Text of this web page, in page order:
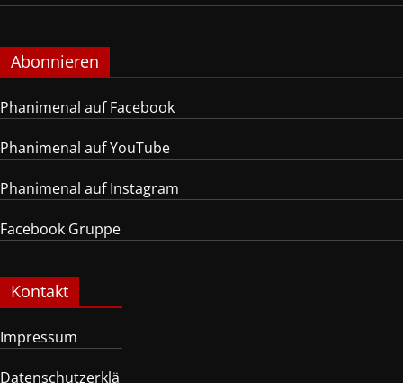
Abonnieren
Phanimenal auf Facebook
Phanimenal auf YouTube
Phanimenal auf Instagram
Facebook Gruppe
Kontakt
Impressum
Datenschutzerklä